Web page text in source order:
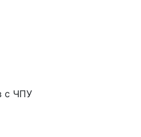
с ЧПУ